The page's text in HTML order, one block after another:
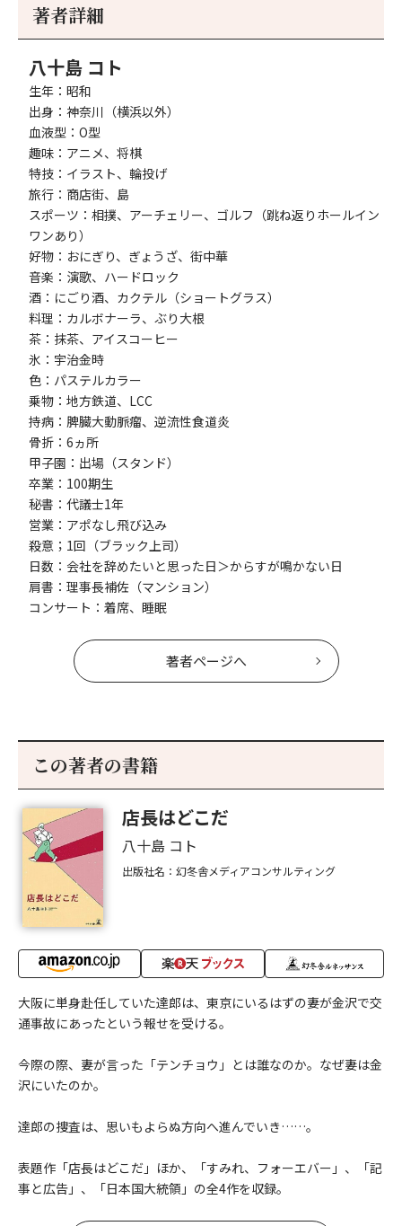
著者詳細
八十島 コト
生年：昭和
出身：神奈川（横浜以外）
血液型：O型
趣味：アニメ、将棋
特技：イラスト、輪投げ
旅行：商店街、島
スポーツ：相撲、アーチェリー、ゴルフ（跳ね返りホールイン
ワンあり）
好物：おにぎり、ぎょうざ、街中華
音楽：演歌、ハードロック
酒：にごり酒、カクテル（ショートグラス）
料理：カルボナーラ、ぶり大根
茶：抹茶、アイスコーヒー
氷：宇治金時
色：パステルカラー
乗物：地方鉄道、LCC
持病：脾臓大動脈瘤、逆流性食道炎
骨折：6ヵ所
甲子園：出場（スタンド）
卒業：100期生
秘書：代議士1年
営業：アポなし飛び込み
殺意；1回（ブラック上司）
日数：会社を辞めたいと思った日＞からすが鳴かない日
肩書：理事長補佐（マンション）
コンサート：着席、睡眠
著者ページへ
この著者の書籍
店長はどこだ
八十島 コト
出版社名：幻冬舎メディアコンサルティング
大阪に単身赴任していた達郎は、東京にいるはずの妻が金沢で交
通事故にあったという報せを受ける。
今際の際、妻が言った「テンチョウ」とは誰なのか。なぜ妻は金
沢にいたのか。
達郎の捜査は、思いもよらぬ方向へ進んでいき……。
表題作「店長はどこだ」ほか、「すみれ、フォーエバー」、「記
事と広告」、「日本国大統領」の全4作を収録。